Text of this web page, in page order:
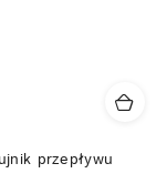
przepływu